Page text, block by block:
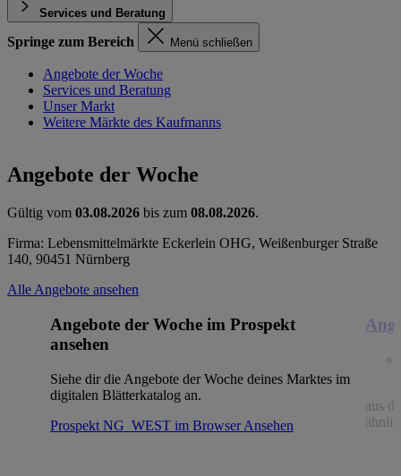
Services und Beratung
Springe zum Bereich Menü schließen
Angebote der Woche
Services und Beratung
Unser Markt
Weitere Märkte des Kaufmanns
Angebote der Woche
Gültig vom 03.08.2026 bis zum 08.08.2026.
Firma: Lebensmittelmärkte Eckerlein OHG, Weißenburger Straße
140, 90451 Nürnberg
Alle Angebote ansehen
Angebote der Woche im Prospekt
ansehen
Siehe dir die Angebote der Woche deines Marktes im
digitalen Blätterkatalog an.
Prospekt NG_WEST im BrowserAnsehen
aus